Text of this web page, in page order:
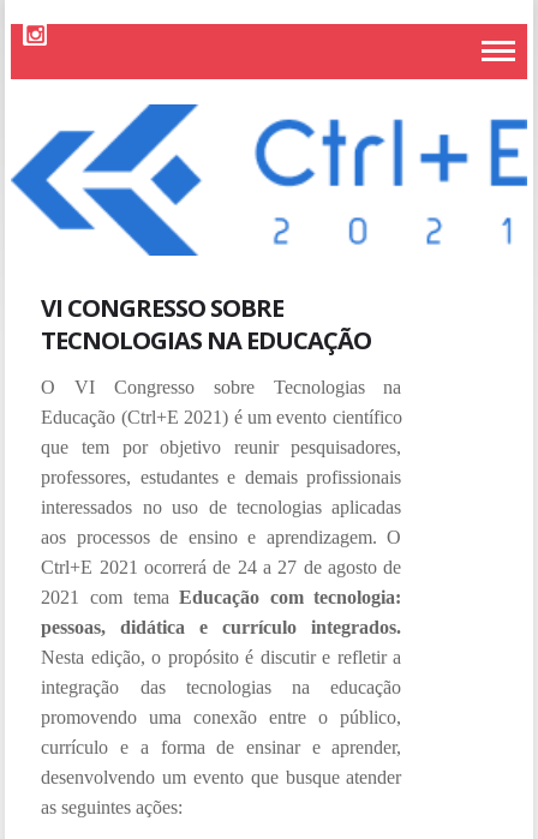
VI CONGRESSO SOBRE
TECNOLOGIAS NA EDUCAÇÃO
O VI Congresso sobre Tecnologias na
Educação (Ctrl+E 2021) é um evento científico
que tem por objetivo reunir pesquisadores,
professores, estudantes e demais profissionais
interessados no uso de tecnologias aplicadas
aos processos de ensino e aprendizagem. O
Ctrl+E 2021 ocorrerá de 24 a 27 de agosto de
2021 com temaEducação com tecnologia:
pessoas, didática e currículo integrados.
Nesta edição, o propósito é discutir e refletir a
integração das tecnologias na educação
promovendo uma conexão entre o público,
currículo e a forma de ensinar e aprender,
desenvolvendo um evento que busque atender
as seguintes ações: